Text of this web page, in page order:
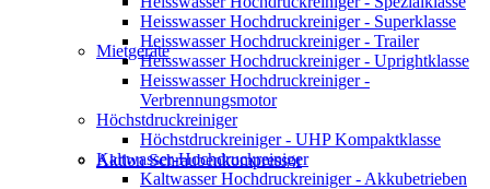
Mietgeräte
Aktion Schraubenkompressor
Heisswasser Hochdruckreiniger - Superklasse
Heisswasser Hochdruckreiniger - Trailer
Heisswasser Hochdruckreiniger - Uprightklasse
Heisswasser Hochdruckreiniger -
Verbrennungsmotor
Höchstdruckreiniger
Höchstdruckreiniger - UHP Kompaktklasse
Kaltwasser-Hochdruckreiniger
Kaltwasser Hochdruckreiniger - Akkubetrieben